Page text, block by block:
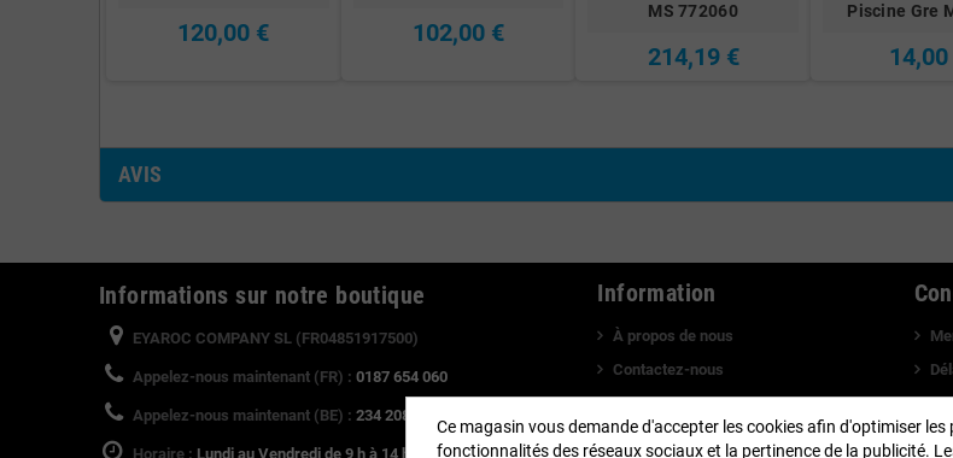
120,00 € 102,00 €
MS 772060
214,19 €
Piscine Gre
AVIS
Informations sur notre boutique
EYAROC COMPANY SL (FR04851917500)
Appelez-nous maintenant (FR) : 0187 654 060
Appelez-nous maintenant (BE) : 234 20828
Horaire : Lundi au Vendredi de 9 h à 14 h et de 15 h à 18 h
Information
À propos de nous
Contactez-nous
Plan du site
Visitez notre Blog
Ce magasin vous demande d'accepter les cookies afin d'optimiser les
fonctionnalités des réseaux sociaux et la pertinence de la publicité.